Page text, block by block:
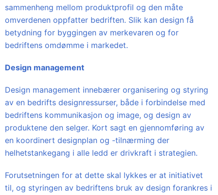
sammenheng mellom produktprofil og den måte
omverdenen oppfatter bedriften. Slik kan design få
betydning for byggingen av merkevaren og for
bedriftens omdømme i markedet.
Design management
Design management innebærer organisering og styring
av en bedrifts designressurser, både i forbindelse med
bedriftens kommunikasjon og image, og design av
produktene den selger. Kort sagt en gjennomføring av
en koordinert designplan og -tilnærming der
helhetstankegang i alle ledd er drivkraft i strategien.
Forutsetningen for at dette skal lykkes er at initiativet
til, og styringen av bedriftens bruk av design forankres i